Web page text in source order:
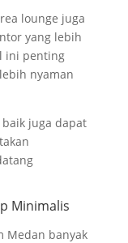
lounge juga
yang lebih
ini penting
nyaman
juga dapat
Minimalis
Medan banyak